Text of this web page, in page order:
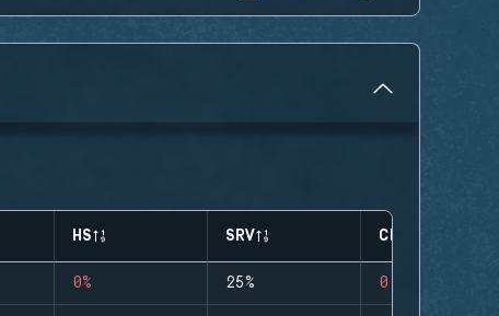
HS SRV CLUTCHES
0% 25% 0